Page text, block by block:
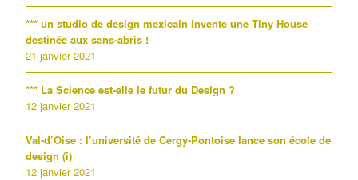
*** un studio de design mexicain invente une Tiny House
destinée aux sans-abris !
21 janvier 2021
*** La Science est-elle le futur du Design ?
12 janvier 2021
Val-d’Oise : l’université de Cergy-Pontoise lance son école de
design (i)
12 janvier 2021